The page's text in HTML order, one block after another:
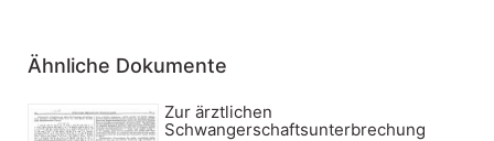
Ähnliche Dokumente
Zur ärztlichen
Schwangerschaftsunterbrechung